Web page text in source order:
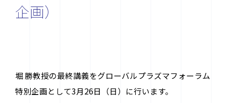
ナショナル・イノベーション・コンプレックス4F
contact@plasma.engg.nagoya-u.ac.jp
企画）
堀 勝教授の最終講義をグローバルプラズマフォーラム
特別企画として3月26日（日）に行います。